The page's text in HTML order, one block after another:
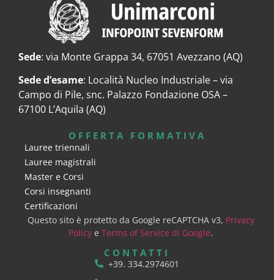
Sede: via Monte Grappa 34, 67051 Avezzano (AQ)
Sede d’esame: Località Nucleo Industriale – via
Campo di Pile, snc. Palazzo Fondazione OSA –
67100 L’Aquila (AQ)
OFFERTA FORMATIVA
Lauree triennali
Lauree magistrali
Master e Corsi
Corsi insegnanti
Certificazioni
Questo sito è protetto da Google reCAPTCHA v3, Privacy
Policy e Terms of Service di Google.
CONTATTI
+39. 334.2974601